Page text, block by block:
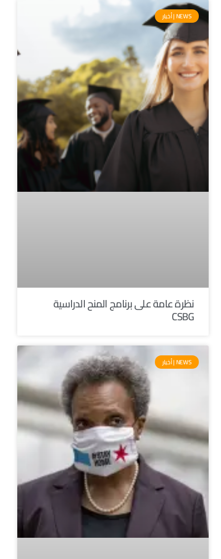
NEWS | أخبار
نظرة عامة على برنامج المنح الدراسية
CSBG
NEWS | أخبار